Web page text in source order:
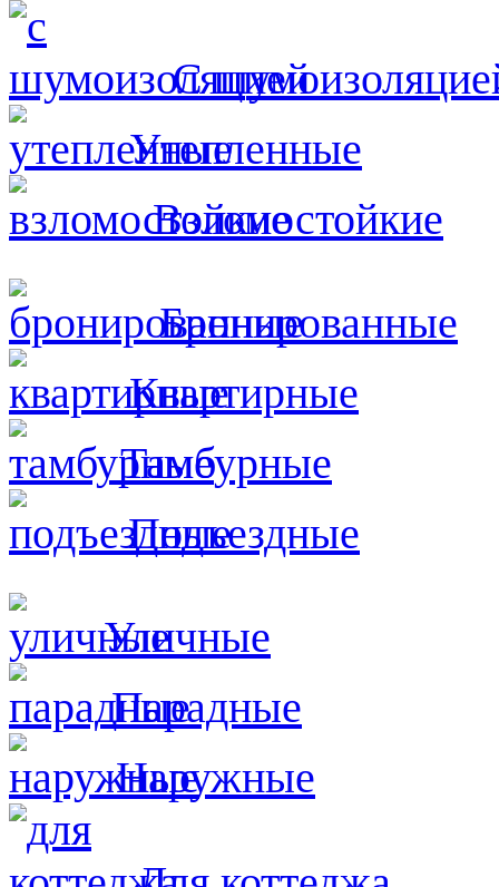
С
Утепленные
Взломостойкие
Бронированные
Квартирные
Тамбурные
Подъездные
Уличные
Парадные
Наружные